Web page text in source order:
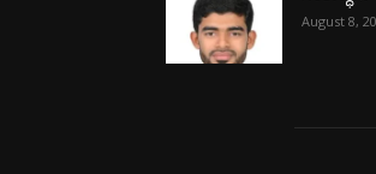
August 8,